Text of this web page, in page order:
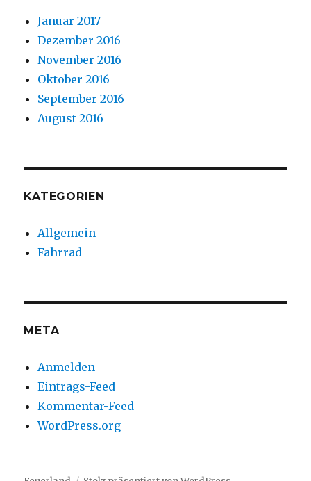
Januar 2017
Dezember 2016
November 2016
Oktober 2016
September 2016
August 2016
KATEGORIEN
Allgemein
Fahrrad
META
Anmelden
Eintrags-Feed
Kommentar-Feed
WordPress.org